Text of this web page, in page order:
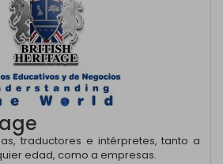
traductores e intérpretes, tanto a
edad, como a empresas.